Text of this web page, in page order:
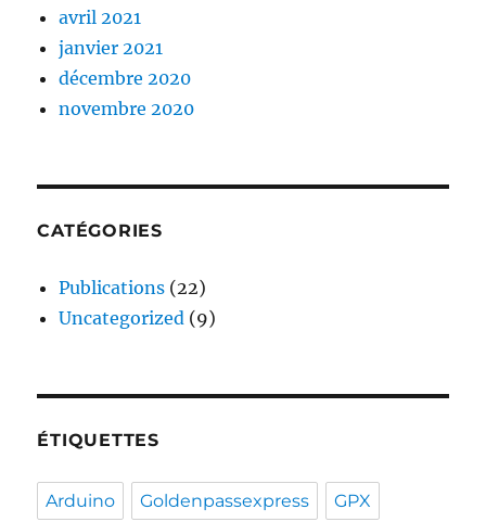
avril 2021
janvier 2021
décembre 2020
novembre 2020
CATÉGORIES
Publications (22)
Uncategorized (9)
ÉTIQUETTES
Arduino Goldenpassexpress GPX